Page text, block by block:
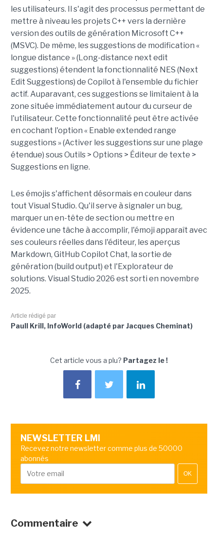
les utilisateurs. Il s'agit des processus permettant de
mettre à niveau les projets C++ vers la dernière
version des outils de génération Microsoft C++
(MSVC). De même, les suggestions de modification «
longue distance » (Long-distance next edit
suggestions) étendent la fonctionnalité NES (Next
Edit Suggestions) de Copilot à l'ensemble du fichier
actif. Auparavant, ces suggestions se limitaient à la
zone située immédiatement autour du curseur de
l'utilisateur. Cette fonctionnalité peut être activée
en cochant l'option « Enable extended range
suggestions » (Activer les suggestions sur une plage
étendue) sous Outils > Options > Éditeur de texte >
Suggestions en ligne.
Les émojis s'affichent désormais en couleur dans
tout Visual Studio. Qu'il serve à signaler un bug,
marquer un en-tête de section ou mettre en
évidence une tâche à accomplir, l'émoji apparaît avec
ses couleurs réelles dans l'éditeur, les aperçus
Markdown, GitHub Copilot Chat, la sortie de
génération (build output) et l'Explorateur de
solutions. Visual Studio 2026 est sorti en novembre
2025.
Article rédigé par
Paull Krill, InfoWorld (adapté par Jacques Cheminat)
Cet article vous a plu? Partagez le !
NEWSLETTER LMI
Recevez notre newsletter comme plus de 50000
abonnés
OK
Commentaire